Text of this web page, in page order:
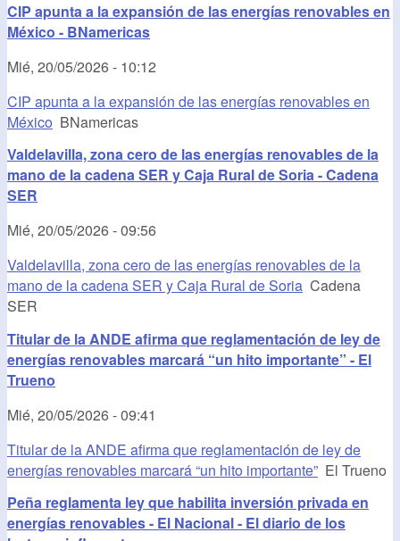
CIP apunta a la expansión de las energías renovables en
México - BNamericas
Mié, 20/05/2026 - 10:12
CIP apunta a la expansión de las energías renovables en
México BNamericas
Valdelavilla, zona cero de las energías renovables de la
mano de la cadena SER y Caja Rural de Soria - Cadena
SER
Mié, 20/05/2026 - 09:56
Valdelavilla, zona cero de las energías renovables de la
mano de la cadena SER y Caja Rural de Soria Cadena
SER
Titular de la ANDE afirma que reglamentación de ley de
energías renovables marcará “un hito importante” - El
Trueno
Mié, 20/05/2026 - 09:41
Titular de la ANDE afirma que reglamentación de ley de
energías renovables marcará “un hito importante” El Trueno
Peña reglamenta ley que habilita inversión privada en
energías renovables - El Nacional - El diario de los